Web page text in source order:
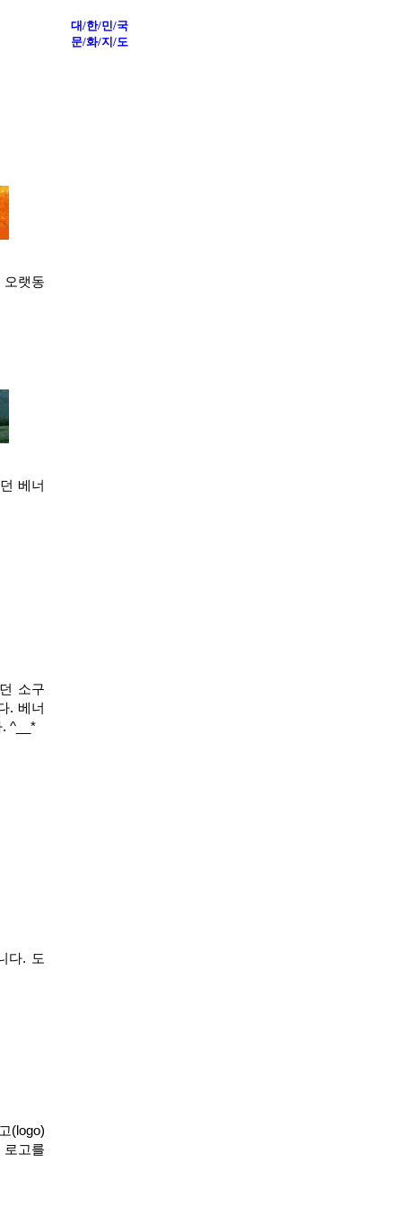
대/한/민/국
문/화/지/도
랫동
베너
소구
. 베너
^__*
다. 도
(logo)
로고를